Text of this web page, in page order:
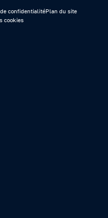
confidentialitéPlan du site
cookies